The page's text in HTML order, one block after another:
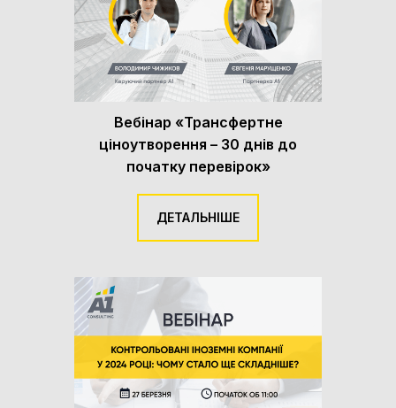
Вебінар «Трансфертне
ціноутворення – 30 днів до
початку перевірок»
ДЕТАЛЬНІШЕ